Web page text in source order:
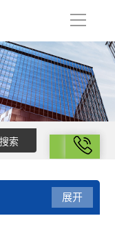
导
拨号
展开